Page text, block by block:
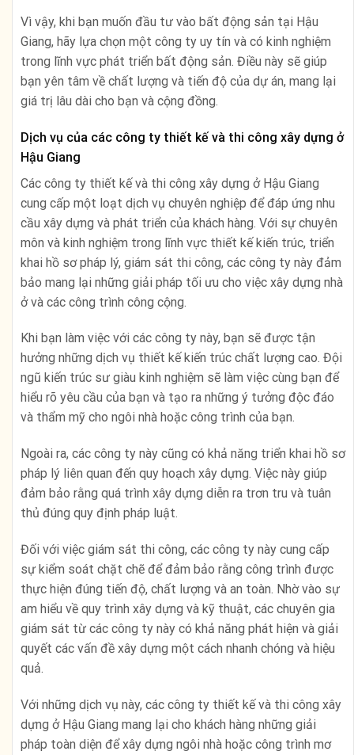
Vì vậy, khi bạn muốn đầu tư vào bất động sản tại Hậu
Giang, hãy lựa chọn một công ty uy tín và có kinh nghiệm
trong lĩnh vực phát triển bất động sản. Điều này sẽ giúp
bạn yên tâm về chất lượng và tiến độ của dự án, mang lại
giá trị lâu dài cho bạn và cộng đồng.
Dịch vụ của các công ty thiết kế và thi công xây dựng ở
Hậu Giang
Các công ty thiết kế và thi công xây dựng ở Hậu Giang
cung cấp một loạt dịch vụ chuyên nghiệp để đáp ứng nhu
cầu xây dựng và phát triển của khách hàng. Với sự chuyên
môn và kinh nghiệm trong lĩnh vực thiết kế kiến trúc, triển
khai hồ sơ pháp lý, giám sát thi công, các công ty này đảm
bảo mang lại những giải pháp tối ưu cho việc xây dựng nhà
ở và các công trình công cộng.
Khi bạn làm việc với các công ty này, bạn sẽ được tận
hưởng những dịch vụ thiết kế kiến trúc chất lượng cao. Đội
ngũ kiến trúc sư giàu kinh nghiệm sẽ làm việc cùng bạn để
hiểu rõ yêu cầu của bạn và tạo ra những ý tưởng độc đáo
và thẩm mỹ cho ngôi nhà hoặc công trình của bạn.
Ngoài ra, các công ty này cũng có khả năng triển khai hồ sơ
pháp lý liên quan đến quy hoạch xây dựng. Việc này giúp
đảm bảo rằng quá trình xây dựng diễn ra trơn tru và tuân
thủ đúng quy định pháp luật.
Đối với việc giám sát thi công, các công ty này cung cấp
sự kiểm soát chặt chẽ để đảm bảo rằng công trình được
thực hiện đúng tiến độ, chất lượng và an toàn. Nhờ vào sự
am hiểu về quy trình xây dựng và kỹ thuật, các chuyên gia
giám sát từ các công ty này có khả năng phát hiện và giải
quyết các vấn đề xây dựng một cách nhanh chóng và hiệu
quả.
Với những dịch vụ này, các công ty thiết kế và thi công xây
dựng ở Hậu Giang mang lại cho khách hàng những giải
pháp toàn diện để xây dựng ngôi nhà hoặc công trình mơ